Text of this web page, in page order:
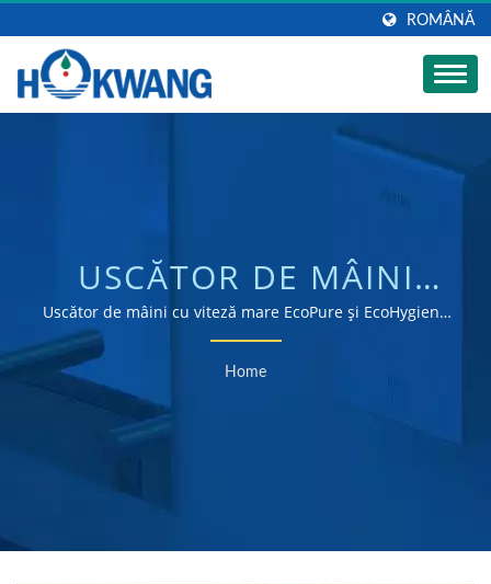
ROMÂNĂ
USCĂTOR DE MÂINI
PLUG-IN – SOLUȚIE
INTELIGENTĂ ȘI
EFICIENTĂ PENTRU
USCĂTOR DE MÂINI CU
VITEZĂ MARE |
PRODUCĂTOR DE
Uscător de mâini cu viteză mare EcoPure și EcoHygiene
| Producător de uscătoare de mâini și dozatoare de
săpun certificat ISO 9001 & 14001
Home